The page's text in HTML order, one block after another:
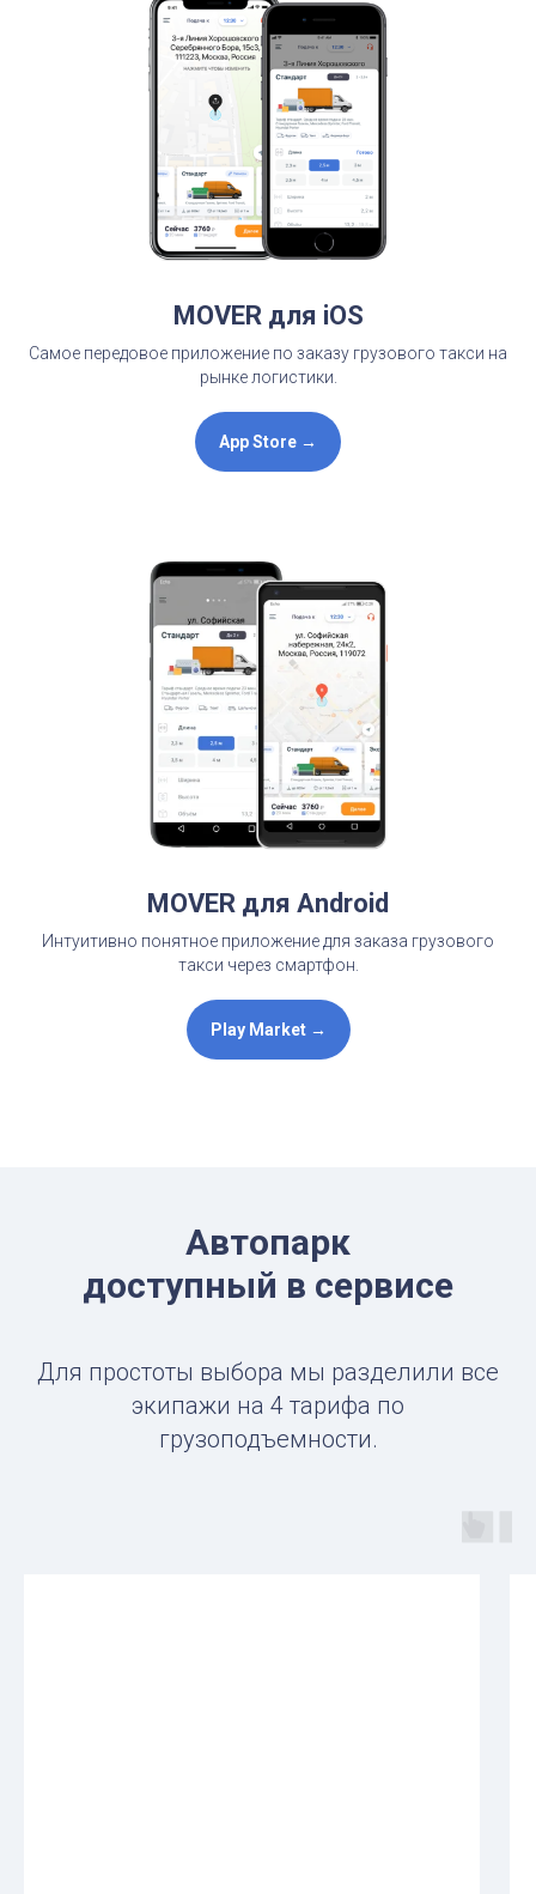
MOVER для iOS
Самое передовое приложение по заказу грузового такси на
рынке логистики.
App Store →
MOVER для Android
Интуитивно понятное приложение для заказа грузового
такси через смартфон.
Play Market →
Автопарк
доступный в сервисе
Для простоты выбора мы разделили все
экипажи на 4 тарифа по
грузоподъемности.